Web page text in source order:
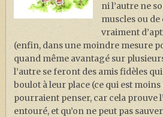
ni l’autre ne
muscles ou de
vraiment
(enfin, dans une moindre mesure
quand même avantagé sur
l’autre se feront des amis fidèles
boulot à leur place (ce qui est
pourraient penser, car cela prouve
entouré, et qu’on ne peut pas